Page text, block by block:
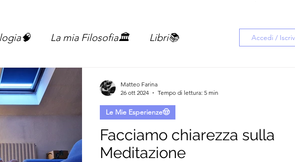
La mia Filosofia🏛️ Libri📚 Accedi /
Facciamo chiarezza sulla
Meditazione
Le Mie Esperienze🤠
Matteo Farina
26 ott 2024
Tempo di lettura: 5 min